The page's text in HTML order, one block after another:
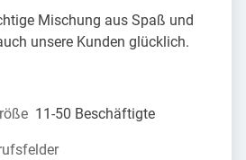
Mischung aus Spaß und
unsere Kunden glücklich.
11-50 Beschäftigte